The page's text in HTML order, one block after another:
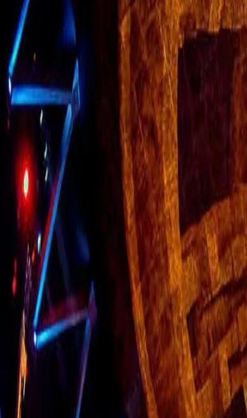
Brasileiros na Tailândia